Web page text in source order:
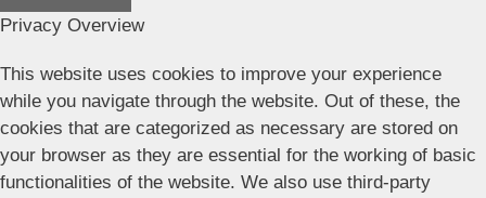
Privacy Overview
This website uses cookies to improve your experience
while you navigate through the website. Out of these, the
cookies that are categorized as necessary are stored on
your browser as they are essential for the working of basic
functionalities of the website. We also use third-party